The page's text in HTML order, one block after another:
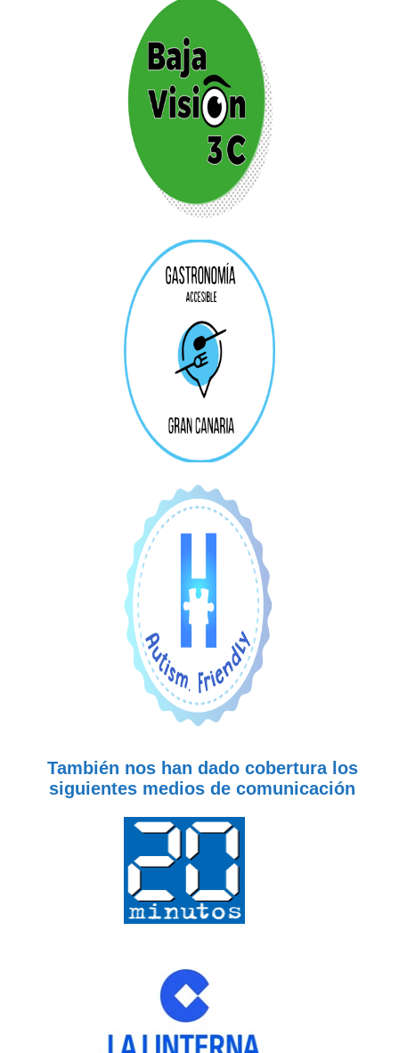
También nos han dado cobertura los
siguientes medios de comunicación